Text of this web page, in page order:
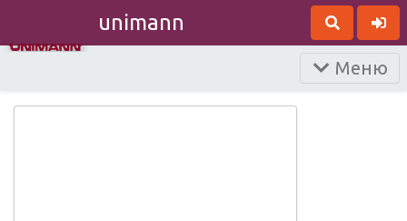
unimann
Меню